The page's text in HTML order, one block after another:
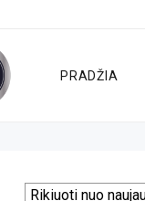
PRADŽIA